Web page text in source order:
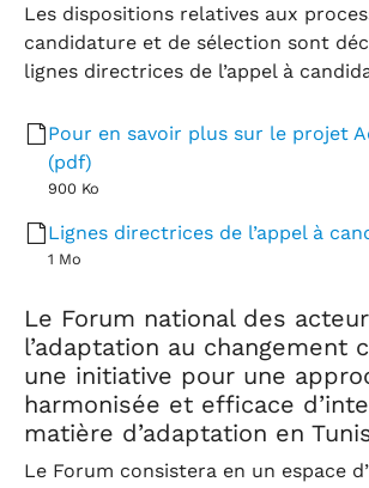
Les dispositions relatives aux
candidature et de sélection sont
lignes directrices de l’appel à
Pour en savoir plus sur le projet
(pdf)
900 Ko
Lignes directrices de l’appel à
1 Mo
Le Forum national des
l’adaptation au changement
une initiative pour une
harmonisée et efficace
matière d’adaptation en
Le Forum consistera en un espace